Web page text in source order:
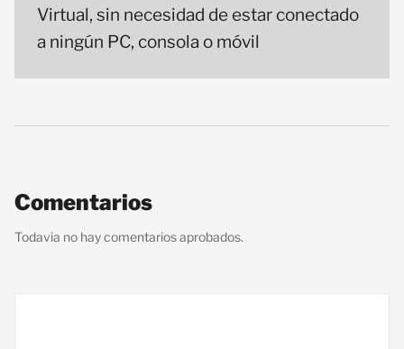
Virtual, sin necesidad de estar conectado
a ningún PC, consola o móvil
Comentarios
Todavia no hay comentarios aprobados.